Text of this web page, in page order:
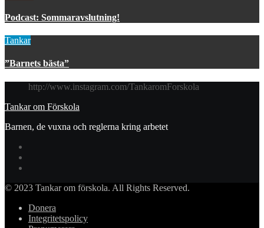
Podcast: Sommaravslutning!
Tankar
”Barnets bästa”
http://www.instagram.com/TankaromForskola
Tankar om Förskola
Barnen, de vuxna och reglerna kring arbetet
© 2023 Tankar om förskola. All Rights Reserved.
Donera
Integritetspolicy